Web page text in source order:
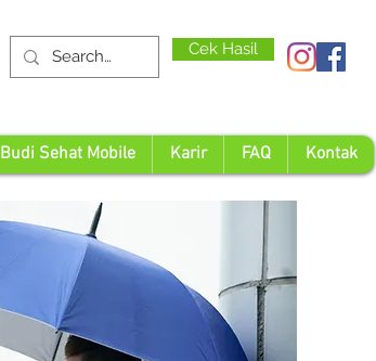
Cek Hasil
Budi Sehat Mobile Karir FAQ Kontak